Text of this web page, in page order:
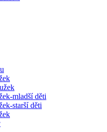
mladší děti
starší děti